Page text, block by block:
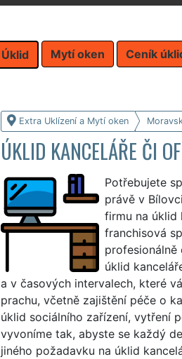
Úklid Mytí oken Ceník
Extra Uklízení a Mytí oken
ÚKLID KANCELÁŘE ČI
Potřebujete
právě v
firmu na úklid
franchisová
profesionálně
úklid
a v časových intervalech, které
prachu, včetně zajištění péče o
úklid sociálního zařízení, vytření
vyvoníme tak, abyste se každý
jiného požadavku na úklid